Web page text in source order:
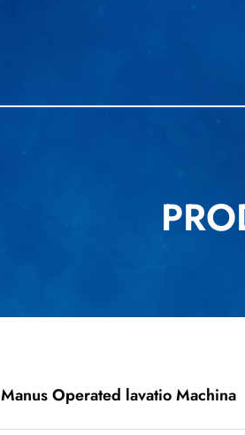
Manus Operated lavatio Machina